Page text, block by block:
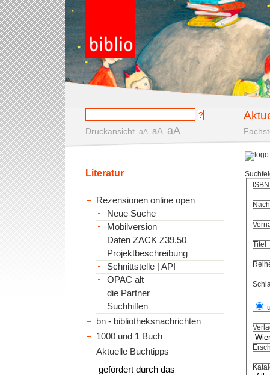
Druckansicht aA aA aA
Titel
Literatur
Rezensionen online open
Neue Suche
Mobilversion
Daten ZACK Z39.50
Projektbeschreibung
Schnittstelle | API
OPAC alt
die Partner
Suchhilfen
bn - bibliotheksnachrichten
1000 und 1 Buch
Aktuelle Buchtipps
gefördert durch das